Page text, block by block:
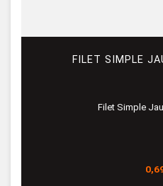
FILET SIMPLE
Filet Simple
Prix